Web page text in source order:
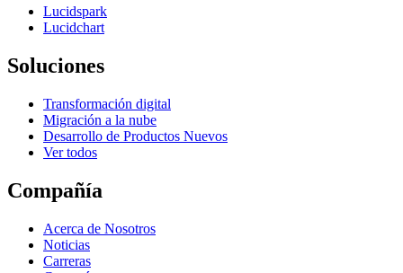
Lucidspark
Lucidchart
Soluciones
Transformación digital
Migración a la nube
Desarrollo de Productos Nuevos
Ver todos
Compañía
Acerca de Nosotros
Noticias
Carreras